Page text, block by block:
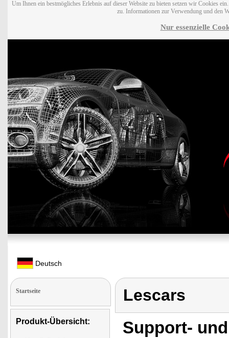
Um Ihnen ein bestmögliches Erlebnis auf dieser Website zu bieten setzen wir Cookies
zu. Informationen zur Verwendung und den
Nur essenzielle
Deutsch
Startseite
Produkt-Übersicht:
Lescars
Support-